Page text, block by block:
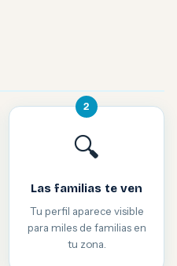
2
🔍
Las familias te ven
Tu perfil aparece visible
para miles de familias en
tu zona.